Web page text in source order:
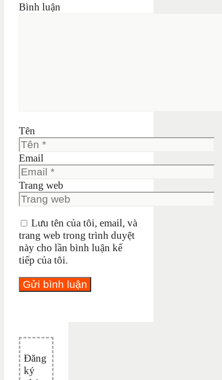
Bình luận
Tên
Email
Trang web
Lưu tên của tôi, email, và
trang web trong trình duyệt
này cho lần bình luận kế
tiếp của tôi.
Đăng
ký